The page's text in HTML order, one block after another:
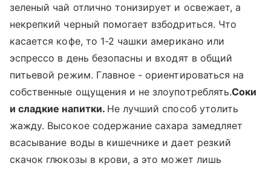
зеленый чай отлично тонизирует и освежает, а
некрепкий черный помогает взбодриться. Что
касается кофе, то 1-2 чашки американо или
эспрессо в день безопасны и входят в общий
питьевой режим. Главное - ориентироваться на
собственные ощущения и не злоупотреблять.Соки
и сладкие напитки. Не лучший способ утолить
жажду. Высокое содержание сахара замедляет
всасывание воды в кишечнике и дает резкий
скачок глюкозы в крови, а это может лишь